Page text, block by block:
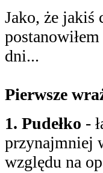
Jako, że jakiś
dni...
Pierwsze
1. Pudełko -
przynajmniej
względu na